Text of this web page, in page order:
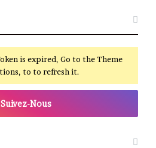
is expired, Go to the Theme
to to refresh it.
Suivez-Nous